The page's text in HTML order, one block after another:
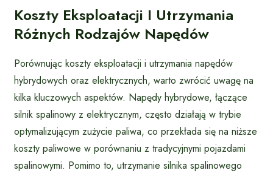
Koszty Eksploatacji I Utrzymania
Różnych Rodzajów Napędów
Porównując koszty eksploatacji i utrzymania napędów
hybrydowych oraz elektrycznych, warto zwrócić uwagę na
kilka kluczowych aspektów. Napędy hybrydowe, łączące
silnik spalinowy z elektrycznym, często działają w trybie
optymalizującym zużycie paliwa, co przekłada się na niższe
koszty paliwowe w porównaniu z tradycyjnymi pojazdami
spalinowymi. Pomimo to, utrzymanie silnika spalinowego